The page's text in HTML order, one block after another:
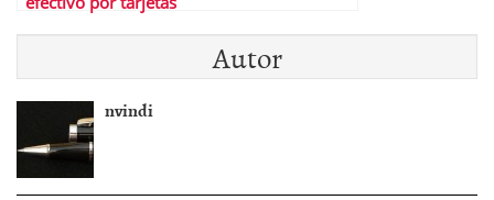
Autor
nvindi